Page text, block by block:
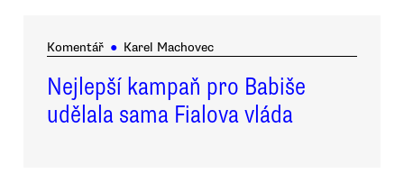
Komentář ● Karel Machovec
Nejlepší kampaň pro Babiše
udělala sama Fialova vláda